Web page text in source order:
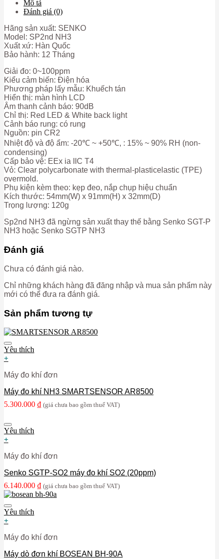
Mô tả
Đánh giá (0)
Hãng sản xuất: SENKO
Model: SP2nd NH3
Xuất xứ: Hàn Quốc
Bảo hành: 12 Tháng
Giải đo: 0~100ppm
Kiểu cảm biến: Điện hóa
Phương pháp lấy mẫu: Khuếch tán
Hiển thị: màn hình LCD
Âm thanh cảnh báo: 90dB
Chỉ thị: Red LED & White back light
Cảnh báo rung: có rung
Nguồn: pin CR2
Nhiệt độ và độ ẩm: -20℃ ~ +50℃, : 15% ~ 90% RH (non-
condensing)
Cấp bảo vệ: EEx ia IIC T4
Vỏ: Clear polycarbonate with thermal-plasticelastic (TPE)
overmold.
Phụ kiện kèm theo: kẹp đeo, nắp chụp hiệu chuẩn
Kích thước: 54mm(W) x 91mm(H) x 32mm(D)
Trọng lượng: 120g
Sp2nd NH3 đã ngừng sản xuất thay thế bằng Senko SGT-P
NH3 hoặc Senko SGTP NH3
Đánh giá
Chưa có đánh giá nào.
Chỉ những khách hàng đã đăng nhập và mua sản phẩm này
mới có thể đưa ra đánh giá.
Sản phẩm tương tự
Yêu thích
+
Máy đo khí đơn
Máy đo khí NH3 SMARTSENSOR AR8500
5.300.000 ₫ (giá chưa bao gồm thuế VAT)
Yêu thích
+
Máy đo khí đơn
Senko SGTP-SO2 máy đo khí SO2 (20ppm)
6.140.000 ₫ (giá chưa bao gồm thuế VAT)
Yêu thích
+
Máy đo khí đơn
Máy dò đơn khí BOSEAN BH-90A